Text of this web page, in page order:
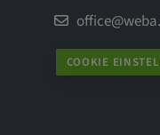
COOKIE